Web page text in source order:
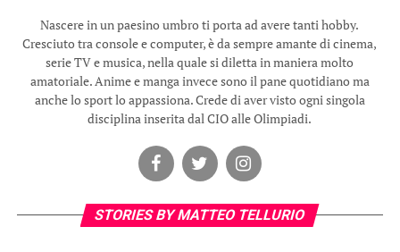
Nascere in un paesino umbro ti porta ad avere tanti hobby.
Cresciuto tra console e computer, è da sempre amante di cinema,
serie TV e musica, nella quale si diletta in maniera molto
amatoriale. Anime e manga invece sono il pane quotidiano ma
anche lo sport lo appassiona. Crede di aver visto ogni singola
disciplina inserita dal CIO alle Olimpiadi.
STORIES BY MATTEO TELLURIO